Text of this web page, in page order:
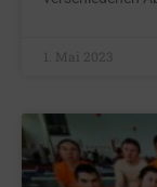
1. Mai 2023